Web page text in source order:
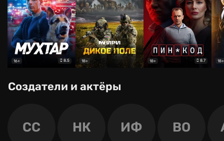
16+ 8.5 18+ 18+ 8.7 18+
Создатели и актёры
СС НК ИФ ВО